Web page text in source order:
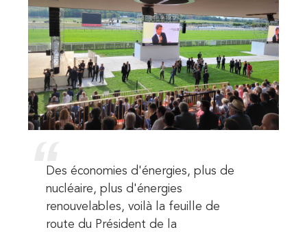
Des économies d'énergies, plus de
nucléaire, plus d'énergies
renouvelables, voilà la feuille de
route du Président de la